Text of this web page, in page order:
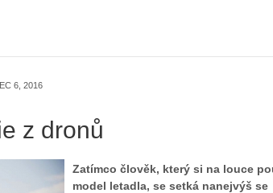
6, 2016
z dronů
Zatímco člověk, který si na louce
model letadla, se setká nanejvýš se